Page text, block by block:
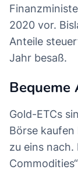
2020 vor.
Anteile
Jahr besaß.
Bequeme
Gold-ETCs
Börse kaufen
zu eins nach.